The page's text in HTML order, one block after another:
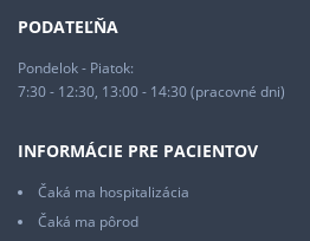
PODATEĽŇA
Pondelok - Piatok:
7:30 - 12:30, 13:00 - 14:30 (pracovné dni)
INFORMÁCIE PRE PACIENTOV
Čaká ma hospitalizácia
Čaká ma pôrod